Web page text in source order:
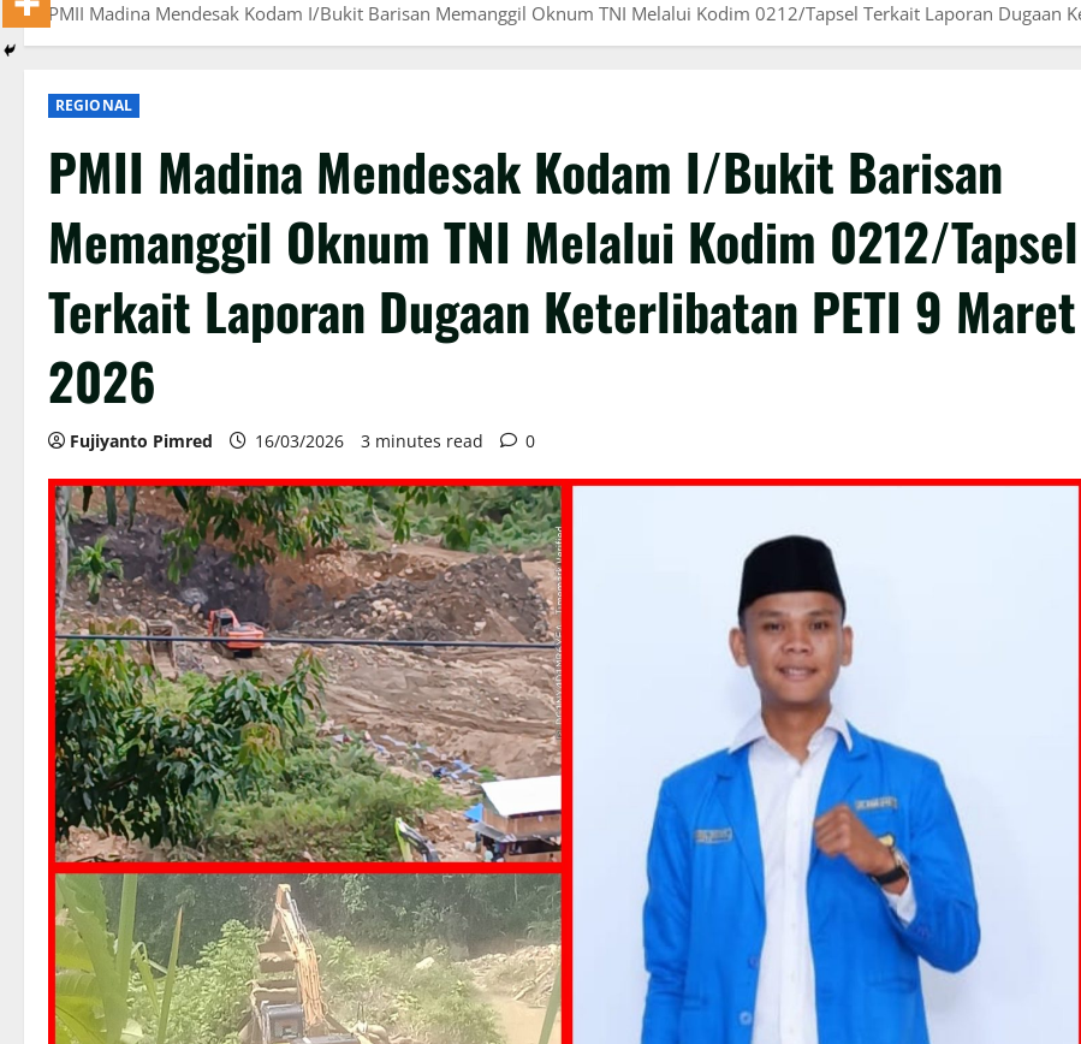
PMII Madina Mendesak Kodam I/Bukit Barisan Memanggil Oknum TNI Melalui Kodim 0212/Tapsel Terkait Laporan Dugaan
REGIONAL
PMII Madina Mendesak Kodam I/Bukit Barisan
Memanggil Oknum TNI Melalui Kodim 0212/Tapsel
Terkait Laporan Dugaan Keterlibatan PETI 9 Maret
2026
Fujiyanto Pimred 16/03/2026 3 minutes read 0